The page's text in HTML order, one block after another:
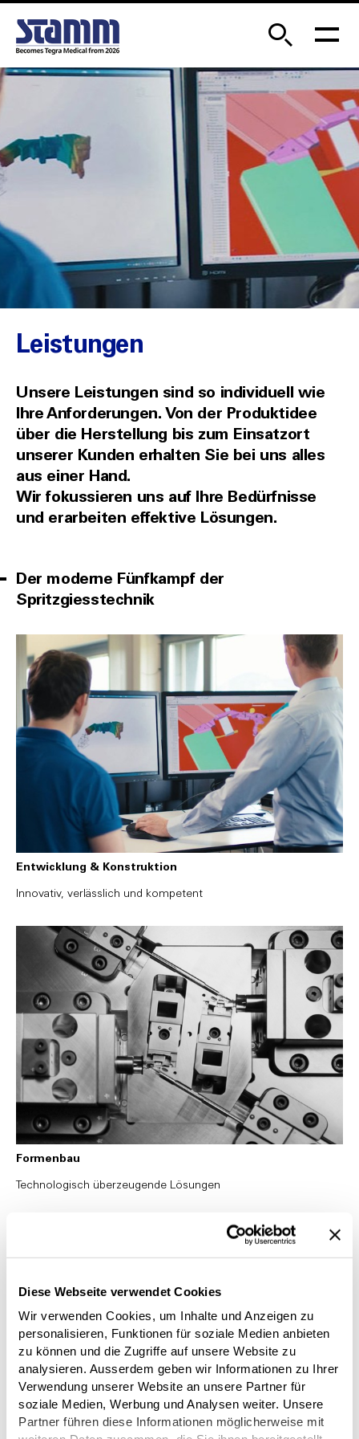
Diese Webseite verwendet Cookies
Wir verwenden Cookies, um Inhalte und Anzeigen zu
personalisieren, Funktionen für soziale Medien anbieten
zu können und die Zugriffe auf unsere Website zu
analysieren. Ausserdem geben wir Informationen zu Ihrer
Verwendung unserer Website an unsere Partner für
soziale Medien, Werbung und Analysen weiter. Unsere
Partner führen diese Informationen möglicherweise mit
Leistungen
Unsere Leistungen sind so individuell wie
Ihre Anforderungen. Von der Produktidee
über die Herstellung bis zum Einsatzort
unserer Kunden erhalten Sie bei uns alles
aus einer Hand.
Wir fokussieren uns auf Ihre Bedürfnisse
und erarbeiten effektive Lösungen.
Der moderne Fünfkampf der
Spritzgiesstechnik
Entwicklung & Konstruktion
Innovativ, verlässlich und kompetent
Formenbau
Technologisch überzeugende Lösungen